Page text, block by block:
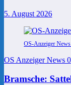
5. August 2026
OS-Anzeiger
OS Anzeiger News 0
Bramsche: